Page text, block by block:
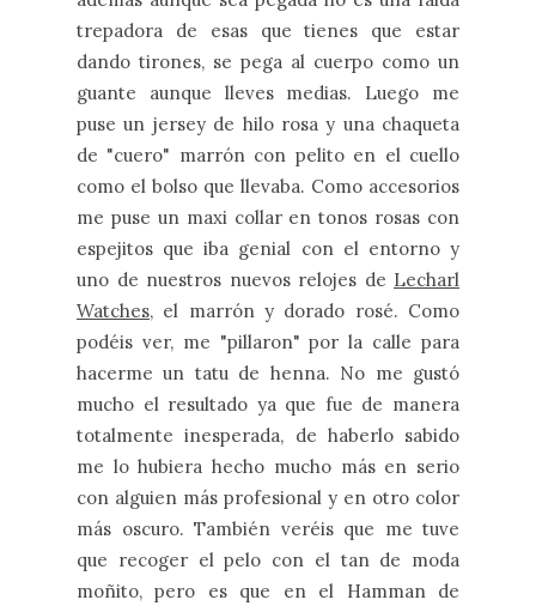
trepadora de esas que tienes que estar
dando tirones, se pega al cuerpo como un
guante aunque lleves medias. Luego me
puse un jersey de hilo rosa y una chaqueta
de "cuero" marrón con pelito en el cuello
como el bolso que llevaba. Como accesorios
me puse un maxi collar en tonos rosas con
espejitos que iba genial con el entorno y
uno de nuestros nuevos relojes de Lecharl
Watches, el marrón y dorado rosé. Como
podéis ver, me "pillaron" por la calle para
hacerme un tatu de henna. No me gustó
mucho el resultado ya que fue de manera
totalmente inesperada, de haberlo sabido
me lo hubiera hecho mucho más en serio
con alguien más profesional y en otro color
más oscuro. También veréis que me tuve
que recoger el pelo con el tan de moda
moñito, pero es que en el Hamman de